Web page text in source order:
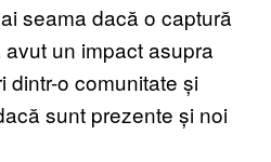
seama dacă o captură
un impact asupra
dintr-o comunitate și
sunt prezente și noi